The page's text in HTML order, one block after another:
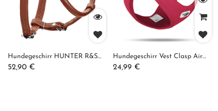
Hundegeschirr HUNTER R&S
Canadian UP, Rindsleder
52,90€
Hundegeschirr Vest Clasp Air
Mesh
24,99 €